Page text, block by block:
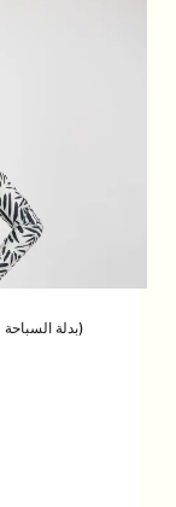
قطعة واحدة بأكمام طويلة وساق طويلة – TRA (بدلة السباحة فقط)